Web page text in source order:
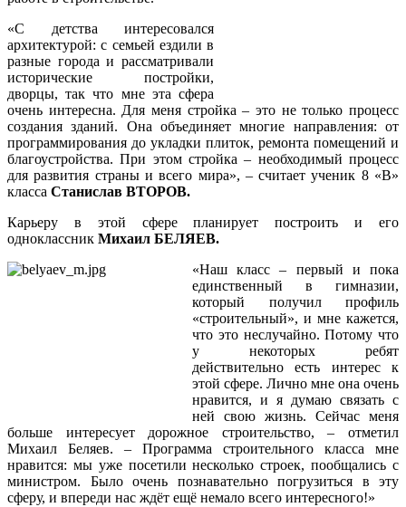
«С детства интересовался
архитектурой: с семьей ездили в
разные города и рассматривали
исторические постройки,
дворцы, так что мне эта сфера
очень интересна. Для меня стройка – это не только процесс
создания зданий. Она объединяет многие направления: от
программирования до укладки плиток, ремонта помещений и
благоустройства. При этом стройка – необходимый процесс
для развития страны и всего мира», – считает ученик 8 «В»
класса Станислав ВТОРОВ.
Карьеру в этой сфере планирует построить и его
одноклассник Михаил БЕЛЯЕВ.
«Наш класс – первый и пока
единственный в гимназии,
который получил профиль
«строительный», и мне кажется,
что это неслучайно. Потому что
у некоторых ребят
действительно есть интерес к
этой сфере. Лично мне она очень
нравится, и я думаю связать с
ней свою жизнь. Сейчас меня
больше интересует дорожное строительство, – отметил
Михаил Беляев. – Программа строительного класса мне
нравится: мы уже посетили несколько строек, пообщались с
министром. Было очень познавательно погрузиться в эту
сферу, и впереди нас ждёт ещё немало всего интересного!»